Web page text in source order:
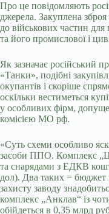
Про це повідомляють
джерела. Закуплена зброя
до військових частин для
та його промислової і
Як зазначає російський
«Танки», подібні
окупантів і скоріше
оскільки вестиметься
у особливих фірм,
комісією МО рф.
«Суть схеми особливо
засоби ППО. Комплекс
та снарядами з ЕДКВ
дол). Два таких = бюджет
захисту заводу
комплекс „Анклав“ із
обійдеться в 0,35 млрд